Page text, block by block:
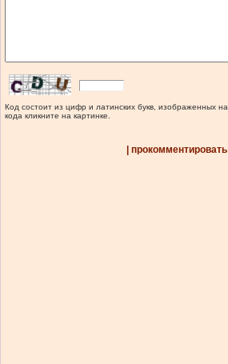
Код состоит из цифр и латинских букв, изображенных на
кода кликните на картинке.
| прокомментировать |